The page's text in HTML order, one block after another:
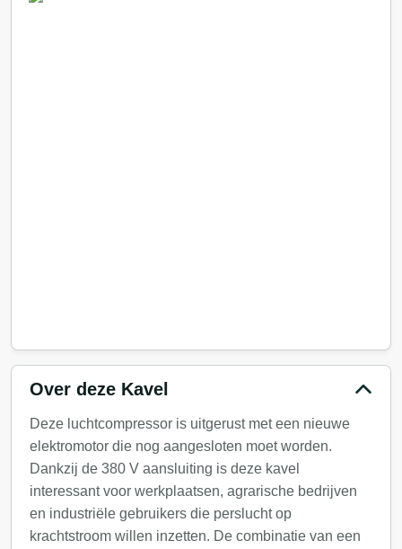
Over deze Kavel
Deze luchtcompressor is uitgerust met een nieuwe
elektromotor die nog aangesloten moet worden.
Dankzij de 380 V aansluiting is deze kavel
interessant voor werkplaatsen, agrarische bedrijven
en industriële gebruikers die perslucht op
krachtstroom willen inzetten. De combinatie van een